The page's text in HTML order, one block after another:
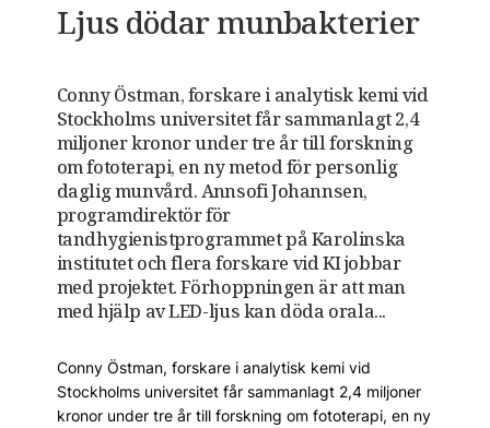
Ljus dödar munbakterier
Conny Östman, forskare i analytisk kemi vid
Stockholms universitet får sammanlagt 2,4
miljoner kronor under tre år till forskning
om fototerapi, en ny metod för personlig
daglig munvård. Annsofi Johannsen,
programdirektör för
tandhygienistprogrammet på Karolinska
institutet och flera forskare vid KI jobbar
med projektet. Förhoppningen är att man
med hjälp av LED-ljus kan döda orala...
Conny Östman, forskare i analytisk kemi vid
Stockholms universitet får sammanlagt 2,4 miljoner
kronor under tre år till forskning om fototerapi, en ny